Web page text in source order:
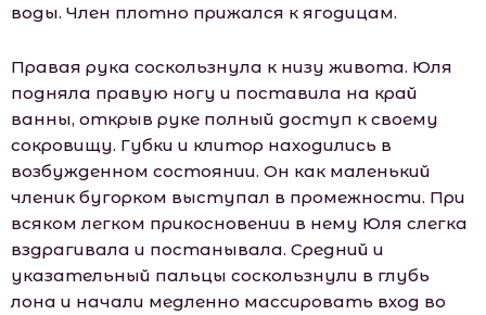
воды. Член плотно прижался к ягодицам.
Правая рука соскользнула к низу живота. Юля
подняла правую ногу и поставила на край
ванны, открыв руке полный доступ к своему
сокровищу. Губки и клитор находились в
возбужденном состоянии. Он как маленький
членик бугорком выступал в промежности. При
всяком легком прикосновении в нему Юля слегка
вздрагивала и постанывала. Средний и
указательный пальцы соскользнули в глубь
лона и начали медленно массировать вход во